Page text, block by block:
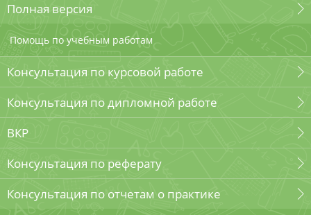
Полная версия
Помощь по учебным работам
Консультация по курсовой работе
Консультация по дипломной работе
ВКР
Консультация по реферату
Консультация по отчетам о практике